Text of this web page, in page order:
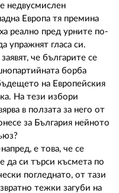
недвусмислен
Европа тя премина
реално пред урните по-
упражнят гласа си.
че българите се
борба
на Европейския
На тези избори
в ползата за него от
за България нейното
е това, че се
да си търси късмета по
погледнато, от тази
тежки загуби на
ЗА ПОЛЗВАНЕ
ЗА БИСКВИТКИТЕ
ЗА
02 975 20 35